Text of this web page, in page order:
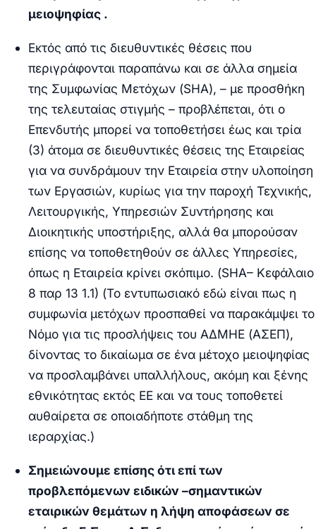
μειοψηφίας .
Εκτός από τις διευθυντικές θέσεις που
περιγράφονται παραπάνω και σε άλλα σημεία
της Συμφωνίας Μετόχων (SHA), – με προσθήκη
της τελευταίας στιγμής – προβλέπεται, ότι ο
Επενδυτής μπορεί να τοποθετήσει έως και τρία
(3) άτομα σε διευθυντικές θέσεις της Εταιρείας
για να συνδράμουν την Εταιρεία στην υλοποίηση
των Εργασιών, κυρίως για την παροχή Τεχνικής,
Λειτουργικής, Υπηρεσιών Συντήρησης και
Διοικητικής υποστήριξης, αλλά θα μπορούσαν
επίσης να τοποθετηθούν σε άλλες Υπηρεσίες,
όπως η Εταιρεία κρίνει σκόπιμο. (SHA– Κεφάλαιο
8 παρ 13 1.1) (Το εντυπωσιακό εδώ είναι πως η
συμφωνία μετόχων προσπαθεί να παρακάμψει το
Νόμο για τις προσλήψεις του ΑΔΜΗΕ (ΑΣΕΠ),
δίνοντας το δικαίωμα σε ένα μέτοχο μειοψηφίας
να προσλαμβάνει υπαλλήλους, ακόμη και ξένης
εθνικότητας εκτός ΕΕ και να τους τοποθετεί
αυθαίρετα σε οποιαδήποτε στάθμη της
ιεραρχίας.)
Σημειώνουμε επίσης ότι επί των
προβλεπόμενων ειδικών –σημαντικών
εταιρικών θεμάτων η λήψη αποφάσεων σε